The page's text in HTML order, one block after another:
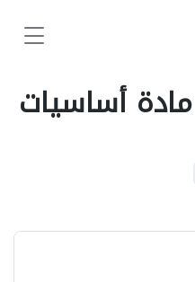
أساسيات